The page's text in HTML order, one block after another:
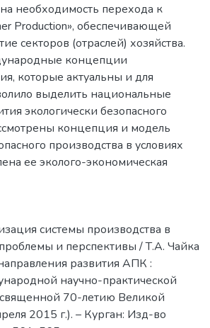
необходимость перехода к
Рroduction», обеспечивающей
секторов (отраслей) хозяйства.
концепции
которые актуальны и для
выделить национальные
экологически безопасного
концепция и модель
производства в условиях
ее эколого-экономическая
системы производства в
и перспективы / Т.А. Чайка
развития АПК :
научно-практической
70-летию Великой
2015 г.). – Курган: Изд-во